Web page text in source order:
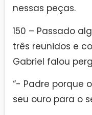
nessas peças.
150 – Passado
três reunidos e
Gabriel falou
“- Padre porque
seu ouro para o